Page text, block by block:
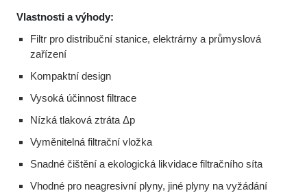
Vlastnosti a výhody:
Filtr pro distribuční stanice, elektrárny a průmyslová
zařízení
Kompaktní design
Vysoká účinnost filtrace
Nízká tlaková ztráta Δp
Vyměnitelná filtrační vložka
Snadné čištění a ekologická likvidace filtračního síta
Vhodné pro neagresivní plyny, jiné plyny na vyžádání